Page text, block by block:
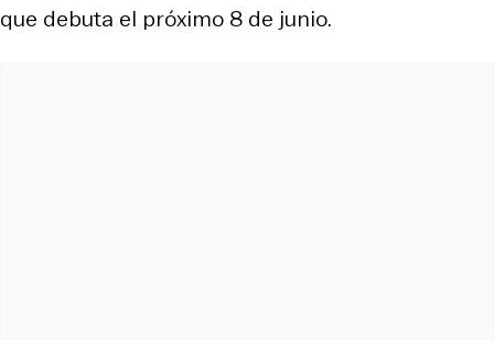
que debuta el próximo 8 de junio.